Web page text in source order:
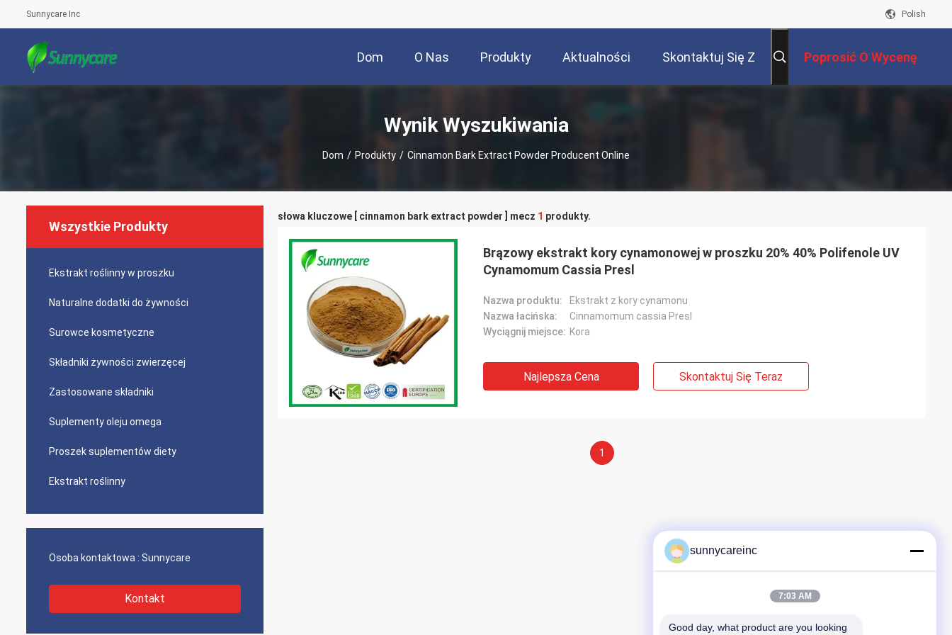
Sunnycare Inc Polish
Dom O Nas Produkty Aktualności Skontaktuj Się Z Poprosić O Wycenę
Wynik Wyszukiwania
Dom / Produkty / Cinnamon Bark Extract Powder Producent Online
Wszystkie Produkty
Ekstrakt roślinny w proszku
Naturalne dodatki do żywności
Surowce kosmetyczne
Składniki żywności zwierzęcej
Zastosowane składniki
Suplementy oleju omega
Proszek suplementów diety
Ekstrakt roślinny
Osoba kontaktowa : Sunnycare
Kontakt
słowa kluczowe [ cinnamon bark extract powder ] mecz 1 produkty.
Brązowy ekstrakt kory cynamonowej w proszku 20% 40% Polifenole UV
Cynamomum Cassia Presl
Nazwa produktu:
Ekstrakt z kory cynamonu
Nazwa łacińska:
Cinnamomum cassia Presl
Wyciągnij miejsce: Kora
Najlepsza Cena Skontaktuj Się Teraz
1
sunnycareinc
7:03 AM
Good day, what product are you looking